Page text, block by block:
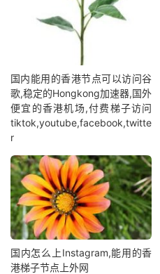
国内能用的香港节点可以访问谷
歌,稳定的Hongkong加速器,国外
便宜的香港机场,付费梯子访问
tiktok,youtube,facebook,twitte
r
国内怎么上Instagram,能用的香
港梯子节点上外网